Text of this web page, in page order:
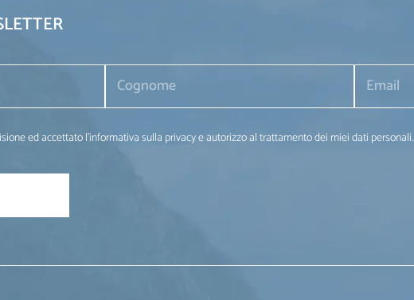
ed accettato l'informativa sulla privacy e autorizzo al trattamento dei miei dati personali.